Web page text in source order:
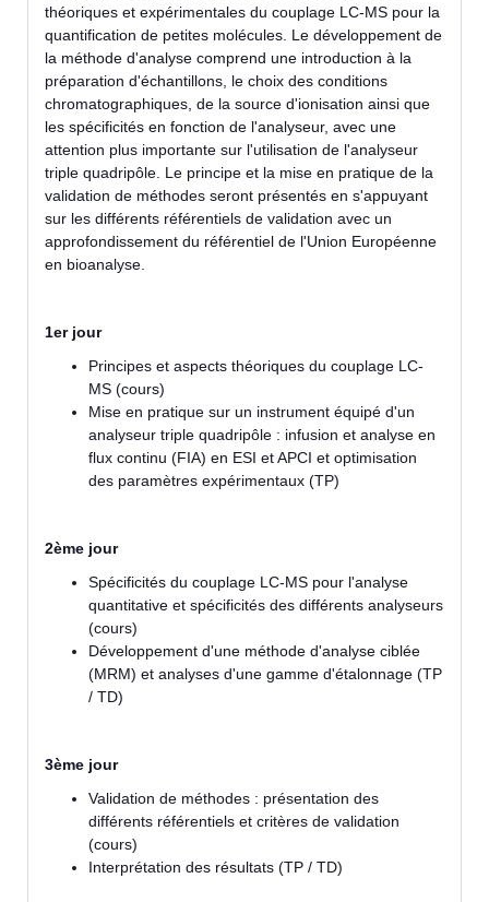
théoriques et expérimentales du couplage LC-MS pour la
quantification de petites molécules. Le développement de
la méthode d'analyse comprend une introduction à la
préparation d'échantillons, le choix des conditions
chromatographiques, de la source d'ionisation ainsi que
les spécificités en fonction de l'analyseur, avec une
attention plus importante sur l'utilisation de l'analyseur
triple quadripôle. Le principe et la mise en pratique de la
validation de méthodes seront présentés en s'appuyant
sur les différents référentiels de validation avec un
approfondissement du référentiel de l'Union Européenne
en bioanalyse.
1er jour
Principes et aspects théoriques du couplage LC-
MS (cours)
Mise en pratique sur un instrument équipé d'un
analyseur triple quadripôle : infusion et analyse en
flux continu (FIA) en ESI et APCI et optimisation
des paramètres expérimentaux (TP)
2ème jour
Spécificités du couplage LC-MS pour l'analyse
quantitative et spécificités des différents analyseurs
(cours)
Développement d'une méthode d'analyse ciblée
(MRM) et analyses d'une gamme d'étalonnage (TP
/ TD)
3ème jour
Validation de méthodes : présentation des
différents référentiels et critères de validation
(cours)
Interprétation des résultats (TP / TD)